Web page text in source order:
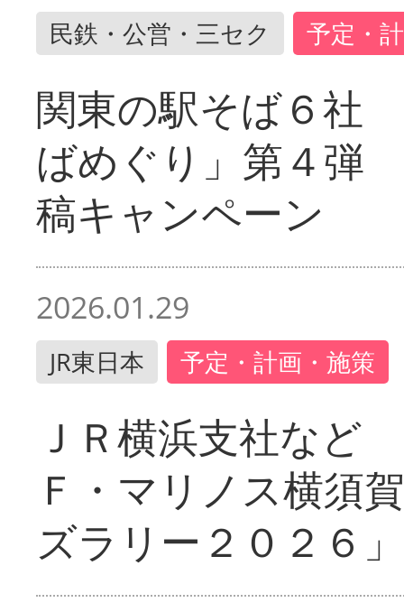
民鉄・公営・三セク 予定・
関東の駅そば６社
ばめぐり」第４弾
稿キャンペーン
2026.01.29
JR東日本 予定・計画・施策
ＪＲ横浜支社など
Ｆ・マリノス横須
ズラリー２０２６」